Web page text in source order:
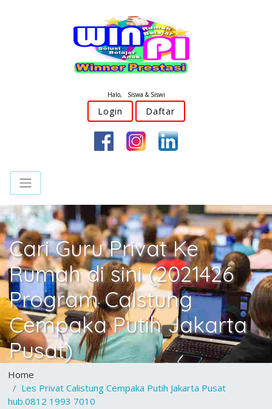
Halo, Siswa & Siswi
Login Daftar
Cari Guru Privat Ke
Rumah di sini (2021426
Program Calstung
Cempaka Putih Jakarta
Pusat)
Home
Les Privat Calistung Cempaka Putih Jakarta Pusat
hub.0812 1993 7010